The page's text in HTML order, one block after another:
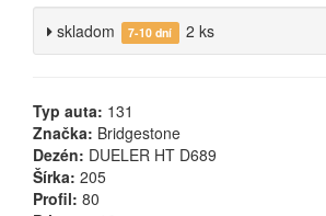
skladom 7-10 dní 2 ks
Typ auta: 131
Značka: Bridgestone
Dezén: DUELER HT D689
Šírka: 205
Profil: 80